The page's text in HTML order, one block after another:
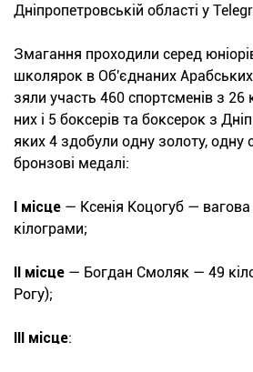
Дніпропетровській області у
Змагання проходили серед
школярок в Об'єднаних
зяли участь 460 спортсменів з 26
них і 5 боксерів та боксерок з
яких 4 здобули одну золоту, одну
бронзові медалі:
І місце — Ксенія Коцогуб — вагова
кілограми;
ІІ місце — Богдан Смоляк — 49
Рогу);
ІІІ місце: